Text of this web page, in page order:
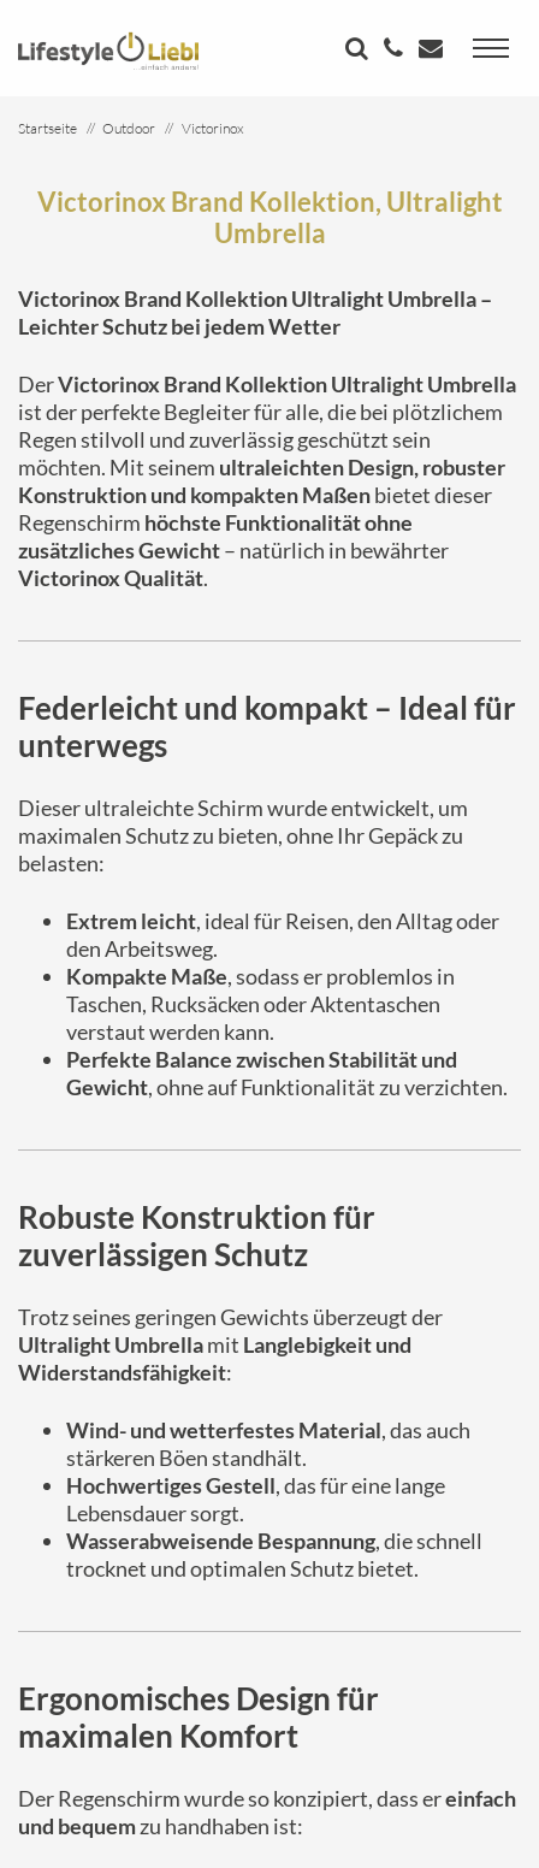
Startseite Outdoor
Victorinox
Victorinox Brand Kollektion, Ultralight
Umbrella
Victorinox Brand Kollektion Ultralight Umbrella –
Leichter Schutz bei jedem Wetter
DerVictorinox Brand Kollektion Ultralight Umbrella
ist der perfekte Begleiter für alle, die bei plötzlichem
Regen stilvoll und zuverlässig geschützt sein
möchten. Mit seinem ultraleichten Design, robuster
Konstruktion und kompakten Maßenbietet dieser
Regenschirm höchste Funktionalität ohne
zusätzliches Gewicht– natürlich in bewährter
Victorinox Qualität.
Federleicht und kompakt – Ideal für
unterwegs
Dieser ultraleichte Schirm wurde entwickelt, um
maximalen Schutz zu bieten, ohne Ihr Gepäck zu
belasten:
Extrem leicht, ideal für Reisen, den Alltag oder
den Arbeitsweg.
Kompakte Maße, sodass er problemlos in
Taschen, Rucksäcken oder Aktentaschen
verstaut werden kann.
Perfekte Balance zwischen Stabilität und
Gewicht, ohne auf Funktionalität zu verzichten.
Robuste Konstruktion für
zuverlässigen Schutz
Trotz seines geringen Gewichts überzeugt der
Ultralight Umbrellamit Langlebigkeit und
Widerstandsfähigkeit:
Wind- und wetterfestes Material, das auch
stärkeren Böen standhält.
Hochwertiges Gestell, das für eine lange
Lebensdauer sorgt.
Wasserabweisende Bespannung, die schnell
trocknet und optimalen Schutz bietet.
Ergonomisches Design für
maximalen Komfort
Der Regenschirm wurde so konzipiert, dass ereinfach
und bequemzu handhaben ist: